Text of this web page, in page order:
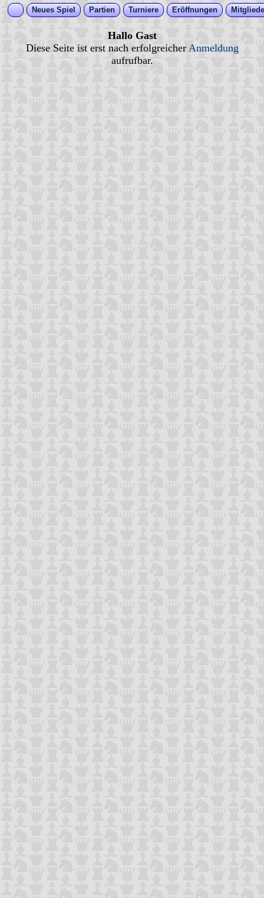
Neues Spiel Partien Turniere Eröffnungen
Hallo Gast
Diese Seite ist erst nach erfolgreicher Anmeldung
aufrufbar.